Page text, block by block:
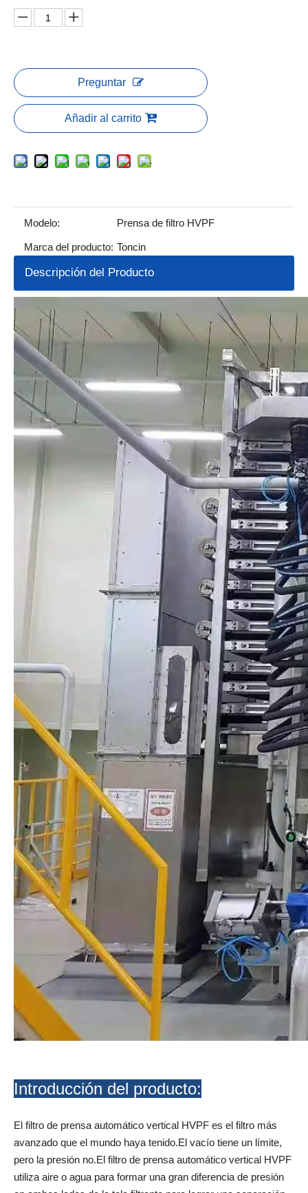
Preguntar
Añadir al carrito
Modelo: Prensa de filtro HVPF
Marca del producto: Toncin
Descripción del Producto
Introducción del producto:
El filtro de prensa automático vertical HVPF es el filtro más
avanzado que el mundo haya tenido.El vacío tiene un límite,
pero la presión no.El filtro de prensa automático vertical HVPF
utiliza aire o agua para formar una gran diferencia de presión